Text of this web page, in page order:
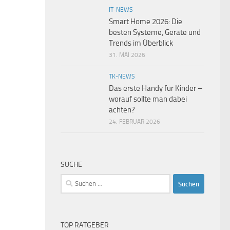
IT-NEWS
Smart Home 2026: Die
besten Systeme, Geräte und
Trends im Überblick
31. MAI 2026
TK-NEWS
Das erste Handy für Kinder –
worauf sollte man dabei
achten?
24. FEBRUAR 2026
SUCHE
Suchen
nach:
TOP RATGEBER